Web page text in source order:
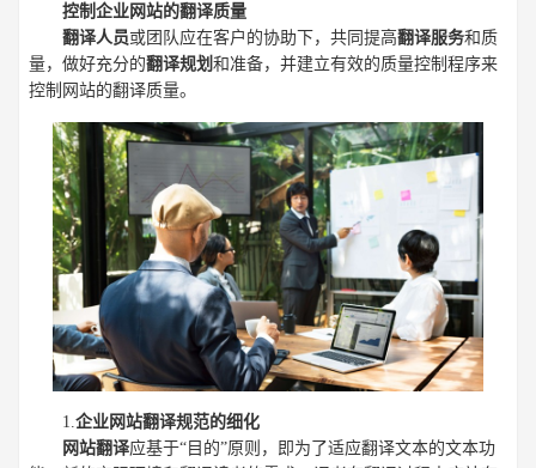
控制企业网站的翻译质量
翻译人员或团队应在客户的协助下，共同提高翻译服务和质
量，做好充分的翻译规划 和准备，并建立有效的质量控制程序来
控制网站的翻译质量。
1. 企业网站翻译规范的细化
网站翻译应基于“目的”原则，即为了适应翻译文本的文本功